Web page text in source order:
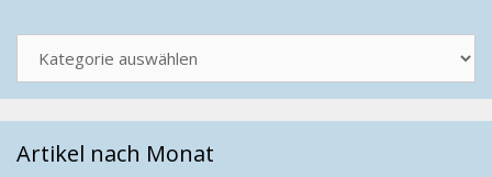
Artikel nach Monat